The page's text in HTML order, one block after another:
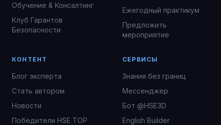
Обучение & Консалтинг
Клуб Гарантов
Безопасности
Ежегодный практикум
Предложить
мероприятие
КОНТЕНТ
Блог эксперта
Стать автором
Новости
Победители HSE TOP
СЕРВИСЫ
Знания без границ
Мессенджер
Бот @HSE3D
English Builder